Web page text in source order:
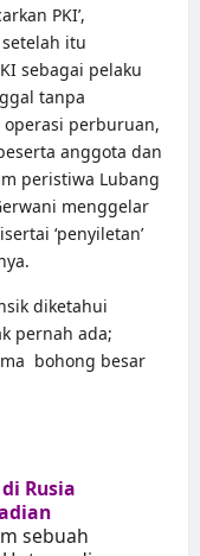
PKI’,
itu
sebagai pelaku
tanpa
perburuan,
anggota dan
peristiwa Lubang
menggelar
‘penyiletan’
diketahui
pernah ada;
bohong besar
Rusia
sebuah